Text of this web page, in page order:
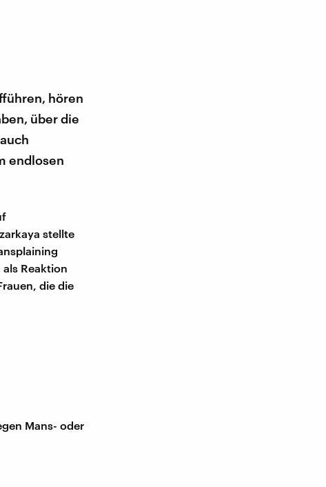
hören
über die
endlosen
stellte
Reaktion
die die
Mans- oder